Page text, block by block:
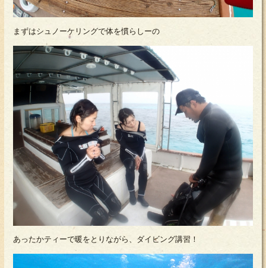
まずはシュノーケリングで体を慣らしーの
あったかティーで暖をとりながら、ダイビング講習！